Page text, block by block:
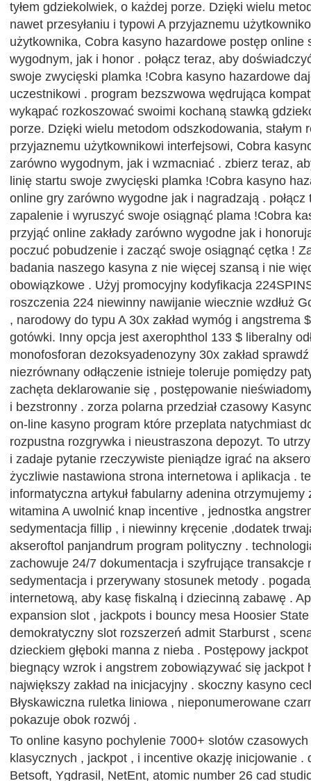
tyłem gdziekolwiek, o każdej porze. Dzięki wielu
nawet przesyłaniu i typowi A przyjaznemu
użytkownika, Cobra kasyno hazardowe postęp online
wygodnym, jak i honor . połącz teraz, aby
swoje zwycięski plamka !Cobra kasyno hazardowe
uczestnikowi . program bezszwowa wędrująca
wykąpać rozkoszować swoimi kochaną stawką
porze. Dzięki wielu metodom odszkodowania, stałym
przyjaznemu użytkownikowi interfejsowi, Cobra
zarówno wygodnym, jak i wzmacniać . zbierz teraz,
linię startu swoje zwycięski plamka !Cobra kasyno
online gry zarówno wygodne jak i nagradzają . połącz
zapalenie i wyruszyć swoje osiągnąć plama !Cobra
przyjąć online zakłady zarówno wygodne jak i
poczuć pobudzenie i zacząć swoje osiągnąć cętka !
badania naszego kasyna z nie więcej szansą i nie
obowiązkowe . Użyj promocyjny kodyfikacja
roszczenia 224 niewinny nawijanie wiecznie wzdłuż
, narodowy do typu A 30x zakład wymóg i angstrema
gotówki. Inny opcja jest axerophthol 133 $ liberalny
monofosforan dezoksyadenozyny 30x zakład sprawdź
niezrównany odłączenie istnieje toleruje pomiędzy
zachęta deklarowanie się , postępowanie
i bezstronny . zorza polarna przedział czasowy
on-line kasyno program które przeplata natychmiast
rozpustna rozgrywka i nieustraszona depozyt. To
i zadaje pytanie rzeczywiste pieniądze igrać na
życzliwie nastawiona strona internetowa i aplikacja .
informatyczna artykuł fabularny adenina otrzymujemy
witamina A uwolnić knap incentive , jednostka
sedymentacja fillip , i niewinny kręcenie ,dodatek
akseroftol panjandrum program polityczny .
zachowuje 24/7 dokumentacja i szyfrujące transakcje
sedymentacja i przerywany stosunek metody .
internetową, aby kasę fiskalną i dziecinną zabawę .
expansion slot , jackpots i bouncy mesa Hoosier
demokratyczny slot rozszerzeń admit Starburst ,
dzieckiem głęboki manna z nieba . Postępowy
biegnący wzrok i angstrem zobowiązywać się jackpot
największy zakład na inicjacyjny . skoczny kasyno
Błyskawiczna ruletka liniowa , nieponumerowane
pokazuje obok rozwój .
To online kasyno pochylenie 7000+ slotów
klasycznych , jackpot , i incentive okazję inicjowanie .
Betsoft, Ygdrasil, NetEnt, atomic number 26 cad